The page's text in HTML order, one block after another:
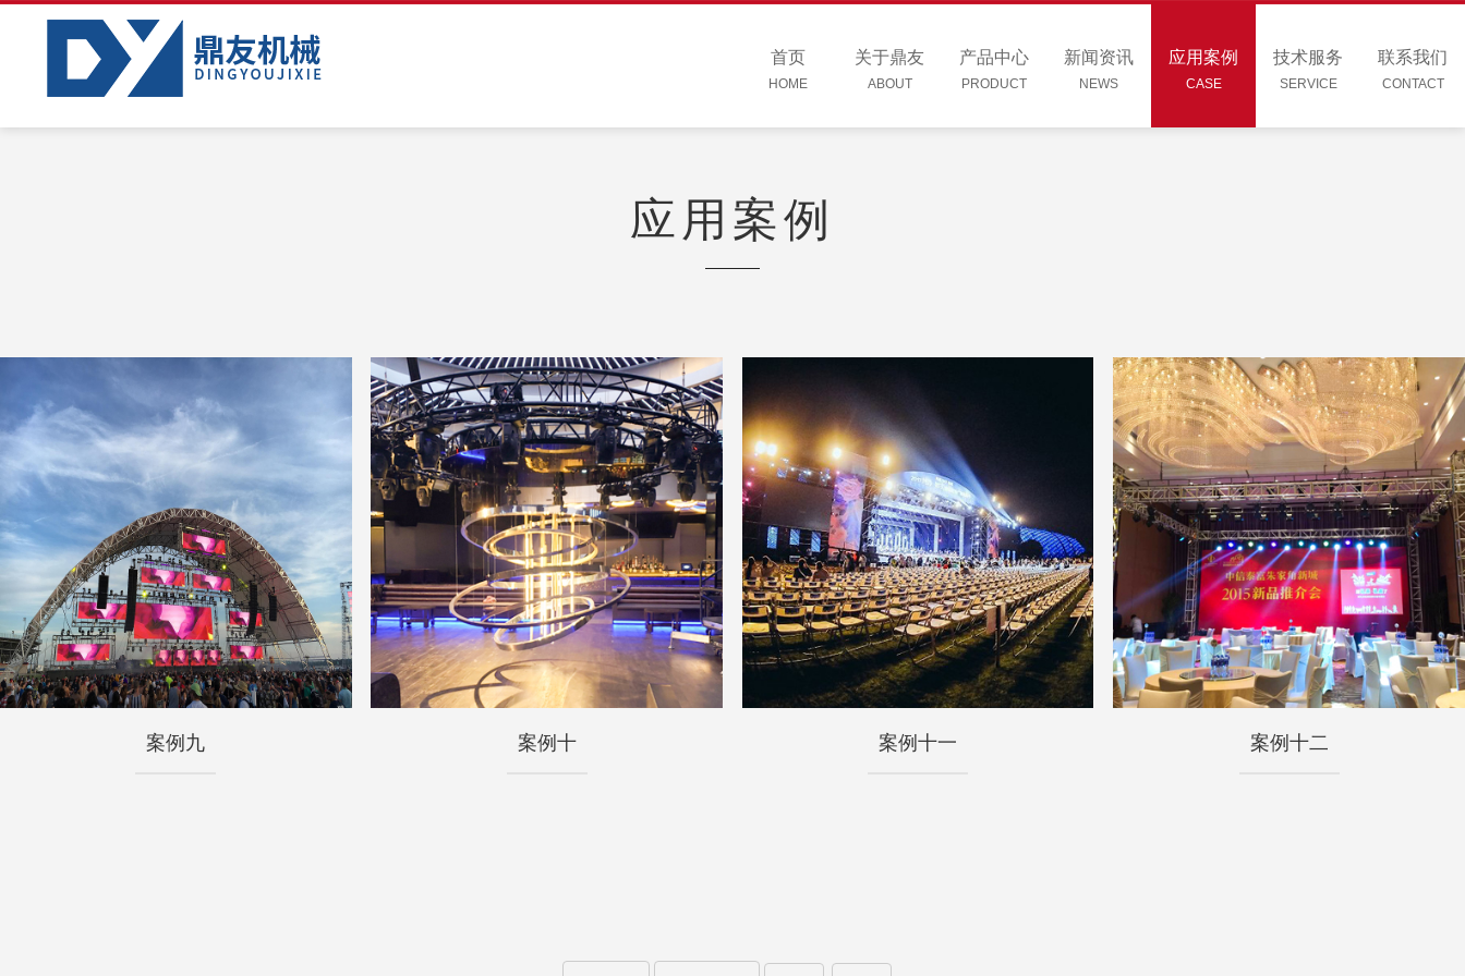
首页
HOME
关于鼎友
ABOUT
产品中心
PRODUCT
新闻资讯
NEWS
应用案例
CASE
技术服务
SERVICE
联系我们
CONTACT
应用案例
案例九
大型户外汇演舞台搭建使用鼎友舞台葫
芦，安全可靠。
案例九 案例十
北京工体酒吧街，采用鼎友电动葫芦实现
舞台花样动作，完美呈现极致艺术视觉空
间，打造音乐潮流文化与艺术的北京新式
夜生活平台。
案例十 案例十一
第22界旧金山音乐嘉年华
SternGroveFestival，采购鼎友DY+数控
款舞台葫芦为当晚的音乐会打造浪漫氛
围，解锁一场心灵的治愈，感受一场灵魂
的碰撞，浪漫终将至死不渝。
案例十一 案例十二
汇彩中信，助力新品，鼎友HHD款舞台葫
芦于2015年见证中信新品发布
案例十二